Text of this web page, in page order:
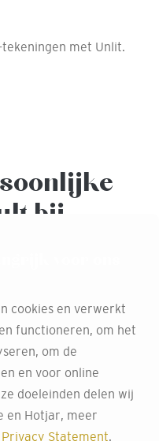
met Unlit.
bij
Lochem en maak een
Onze adviseurs
kiezen van de juiste
Laat ons je helpen om
cookies en verwerkt
functioneren, om het
om de
en voor online
doeleinden delen wij
en Hotjar, meer
Privacy Statement.